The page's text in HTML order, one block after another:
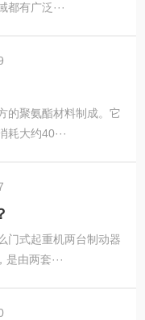
有广泛···
的聚氨酯材料制成。它
大约40···
门式起重机两台制动器
由两套···